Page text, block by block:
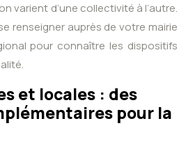
varient d’une collectivité à l’autre.
renseigner auprès de votre mairie
pour connaître les dispositifs
et locales : des
pour la